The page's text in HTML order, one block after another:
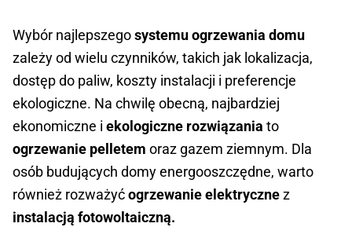
Wybór najlepszegosystemu ogrzewania domu
zależy od wielu czynników, takich jak lokalizacja,
dostęp do paliw, koszty instalacji i preferencje
ekologiczne. Na chwilę obecną, najbardziej
ekonomiczne i ekologiczne rozwiązania to
ogrzewanie pelletem oraz gazem ziemnym. Dla
osób budujących domy energooszczędne, warto
również rozważyćogrzewanie elektrycznez
instalacją fotowoltaiczną.